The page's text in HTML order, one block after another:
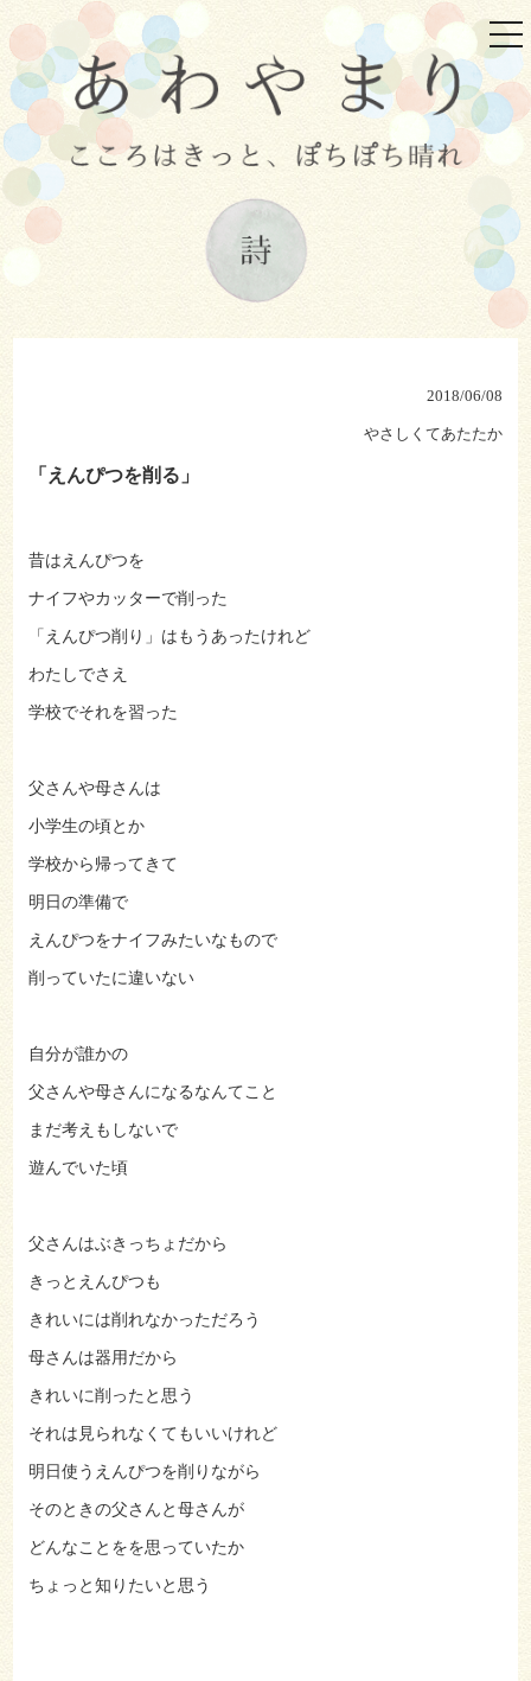
2018/06/08
やさしくてあたたか
「えんぴつを削る」
昔はえんぴつを
ナイフやカッターで削った
「えんぴつ削り」はもうあったけれど
わたしでさえ
学校でそれを習った
父さんや母さんは
小学生の頃とか
学校から帰ってきて
明日の準備で
えんぴつをナイフみたいなもので
削っていたに違いない
自分が誰かの
父さんや母さんになるなんてこと
まだ考えもしないで
遊んでいた頃
父さんはぶきっちょだから
きっとえんぴつも
きれいには削れなかっただろう
母さんは器用だから
きれいに削ったと思う
それは見られなくてもいいけれど
明日使うえんぴつを削りながら
そのときの父さんと母さんが
どんなことをを思っていたか
ちょっと知りたいと思う